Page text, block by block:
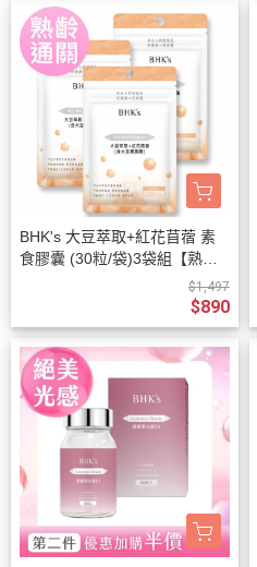
BHK's 大豆萃取+紅花苜蓿 素
食膠囊 (30粒/袋)3袋組【熟齡
$1,497
$890